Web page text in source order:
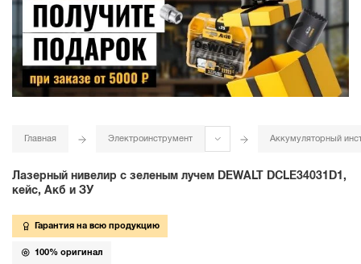
Главная Электроинструмент Аккумуляторный
Лазерный нивелир с зеленым лучем DEWALT DCLE34031D1,
кейс, Акб и ЗУ
Гарантия на всю продукцию
100% оригинал